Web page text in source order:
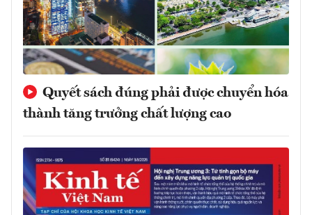
Quyết sách đúng phải được chuyển hóa
thành tăng trưởng chất lượng cao